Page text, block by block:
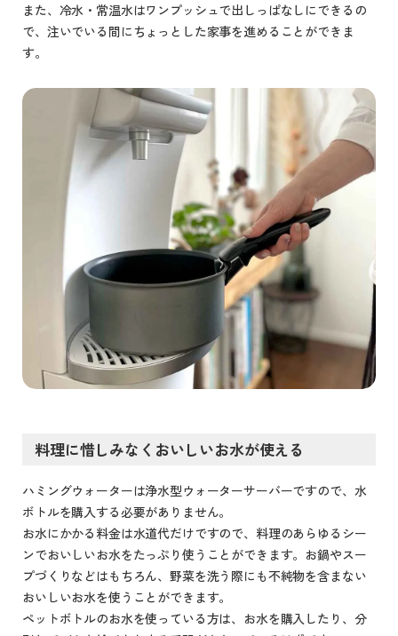
また、冷水・常温水はワンプッシュで出しっぱなしにできるの
で、注いでいる間にちょっとした家事を進めることができま
す。
料理に惜しみなくおいしいお水が使える
ハミングウォーターは浄水型ウォーターサーバーですので、水
ボトルを購入する必要がありません。
お水にかかる料金は水道代だけですので、料理のあらゆるシー
ンでおいしいお水をたっぷり使うことができます。お鍋やスー
プづくりなどはもちろん、野菜を洗う際にも不純物を含まない
おいしいお水を使うことができます。
ペットボトルのお水を使っている方は、お水を購入したり、分